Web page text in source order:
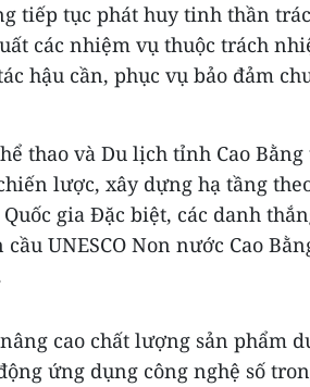
tiếp tục phát huy tinh thần
các nhiệm vụ thuộc trách
hậu cần, phục vụ bảo đảm
thao và Du lịch tỉnh Cao
lược, xây dựng hạ tầng
gia Đặc biệt, các danh
UNESCO Non nước Cao
cao chất lượng sản phẩm
ứng dụng công nghệ số